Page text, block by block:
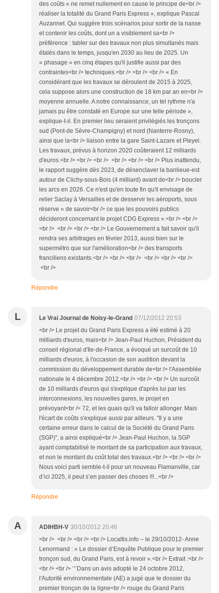
des coûts « ne remet nullement en cause le principe de<br />
réaliser la totalité du Grand Paris Express », explique Pascal
Auzannet. Qui suggère trois scénarios pour sortir de la nasse
et contenir les coûts, dont un a visiblement sa<br />
préférence : tabler sur des travaux non plus simultanés mais
étalés dans le temps, jusqu'en 2030 au lieu de 2025. Un
« phasage » en cinq étapes qu'il justifie aussi par des
contraintes<br /> techniques.<br /> <br /> <br /> « En
considérant que les travaux se déroulent de 2015 à 2025,
cela suppose alors une construction de 18 km par an en<br />
moyenne annuelle. A notre connaissance, un tel rythme n'a
jamais pu être constaté en Europe sur une telle période »,
explique-t-il. En premier lieu seraient privilégiés les tronçons
sud (Pont-de Sèvre-Champigny) et nord (Nanterre-Rosny),
ainsi que la<br /> liaison entre la gare Saint-Lazare et Pleyel.
Les travaux, prévus à horizon 2020 coûteraient 12 milliards
d'euros.<br /> <br /> <br /> <br /> <br /> <br /> Plus inattendu,
le rapport suggère dès 2023, de désenclaver la banlieue-est
autour de Clichy-sous-Bois (4 milliard) avant de<br /> boucler
les arcs en 2026. Ce n'est qu'en toute fin qu'il envisage de
relier Saclay à Versailles et de desservir les aéroports, sous
réserve « de savoir<br /> ce que les pouvoirs publics
décideront concernant le projet CDG Express ».<br /> <br />
<br /> <br /> <br /> <br /> Le Gouvernement a fait savoir qu'il
rendra ses arbitrages en février 2013, aussi bien sur le
supermétro que sur l'amélioration<br /> des transports
franciliens existants.<br /> <br /> <br /> <br /> <br /> <br />
<br />
Répondre
L Le Vrai Journal de Noisy-le-Grand 07/12/2012 20:53
<br /> Le projet du Grand Paris Express a été estimé à 20
milliards d'euros, mais<br /> Jean-Paul Huchon, Président du
conseil régional d'Ile-de-France, a évoqué un surcoût de 10
milliards d'euros, à l'occasion de son audition devant la
commission du développement durable de<br /> l'Assemblée
nationale le 4 décembre 2012.<br /> <br /> <br /> Un surcoût
de 10 milliards d'euros qui s'explique d'après lui par les
interconnexions, les nouvelles gares, le projet en
prévoyant<br /> 72, et les quais qu'il va falloir allonger. Mais
l'écart de coûts s'explique aussi par ailleurs. "Il y a une
certaine erreur dans le calcul de la Société du Grand Paris
(SGP)", a ainsi expliqué<br /> Jean-Paul Huchon, la SGP
ayant comptabilisé le montant de sa participation aux travaux,
et non le montant du coût total des travaux.<br /> <br /> <br />
Nous voici parti semble-t-il pour un nouveau Flamanville, car
d’ici 2025, il peut s’en passer des choses !!!...<br />
Répondre
A ADIHBH-V 30/10/2012 20:46
<br /> <br /> <br /> <br /> Localtis.info – le 29/10/2012- Anne
Lenormand : « Le dossier d’Enquête Publique pour le premier
tronçon sud, du Grand Paris, est à revoir ».<br /> Extrait :<br />
<br /> <br /> ‘’’Dans un avis adopté le 24 octobre 2012,
l'Autorité environnementale (AE) a jugé que le dossier du
premier tronçon de la ligne<br /> rouge du Grand Paris